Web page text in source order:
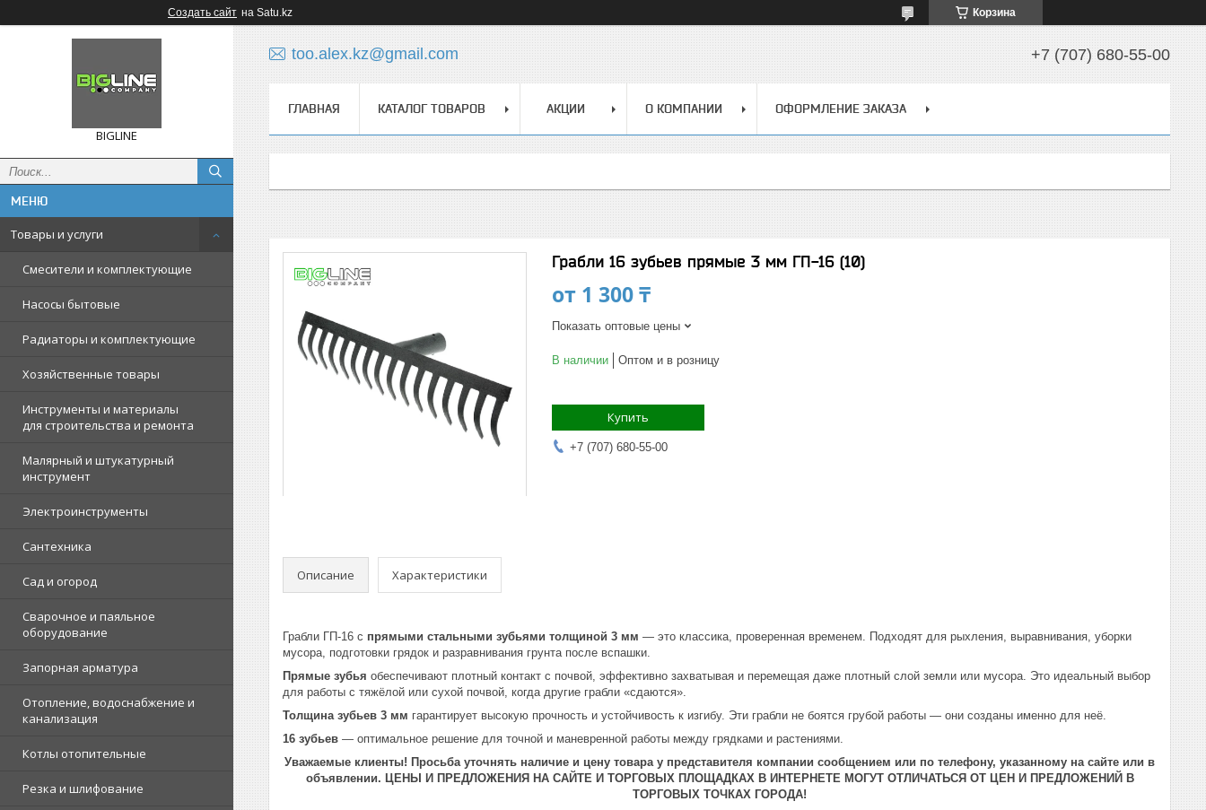
Создать сайт на Satu.kz Корзина
BIGLINE
Товары и услуги
Смесители и комплектующие
Насосы бытовые
Радиаторы и комплектующие
Хозяйственные товары
Инструменты и материалы
для строительства и ремонта
Малярный и штукатурный
инструмент
Электроинструменты
Сантехника
Сад и огород
Сварочное и паяльное
оборудование
Запорная арматура
Отопление, водоснабжение и
канализация
Котлы отопительные
Резка и шлифование
too.alex.kz@gmail.com +7 (707) 680-55-00
ГЛАВНАЯ КАТАЛОГ ТОВАРОВ АКЦИИ О КОМПАНИИ ОФОРМЛЕНИЕ ЗАКАЗА
Грабли 16 зубьев прямые 3 мм ГП-16 (10)
от 1 300 ₸
Показать оптовые цены
В наличии Оптом и в розницу
Купить
+7 (707) 680-55-00
Описание Характеристики
Грабли ГП-16 с прямыми стальными зубьями толщиной 3 мм — это классика, проверенная временем. Подходят для рыхления, выравнивания, уборки
мусора, подготовки грядок и разравнивания грунта после вспашки.
Прямые зубья обеспечивают плотный контакт с почвой, эффективно захватывая и перемещая даже плотный слой земли или мусора. Это идеальный выбор
для работы с тяжёлой или сухой почвой, когда другие грабли «сдаются».
Толщина зубьев 3 мм гарантирует высокую прочность и устойчивость к изгибу. Эти грабли не боятся грубой работы — они созданы именно для неё.
16 зубьев — оптимальное решение для точной и маневренной работы между грядками и растениями.
Уважаемые клиенты! Просьба уточнять наличие и цену товара у представителя компании сообщением или по телефону, указанному на сайте или в
объявлении. ЦЕНЫ И ПРЕДЛОЖЕНИЯ НА САЙТЕ И ТОРГОВЫХ ПЛОЩАДКАХ В ИНТЕРНЕТЕ МОГУТ ОТЛИЧАТЬСЯ ОТ ЦЕН И ПРЕДЛОЖЕНИЙ В
ТОРГОВЫХ ТОЧКАХ ГОРОДА!